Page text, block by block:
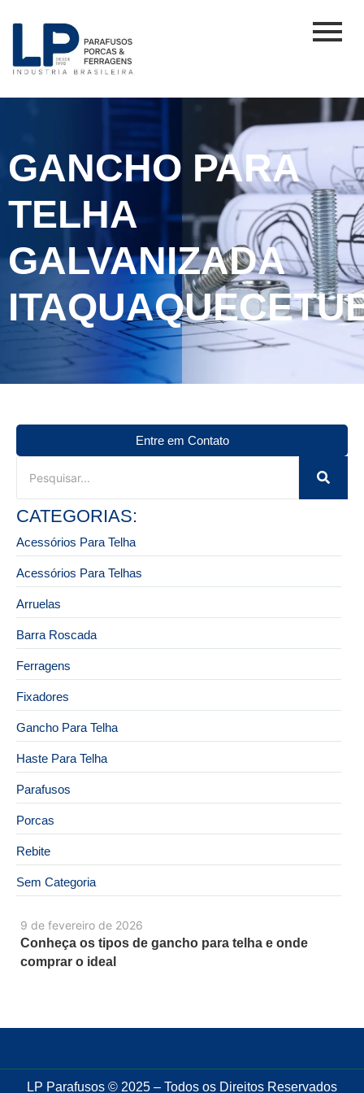
GANCHO PARA
TELHA
GALVANIZADA
9 de fevereiro de 2026
Conheça os tipos de gancho para telha e onde
comprar o ideal
Entre em Contato
CATEGORIAS:
Acessórios Para Telha
Acessórios Para Telhas
Arruelas
Barra Roscada
Ferragens
Fixadores
Gancho Para Telha
Haste Para Telha
Parafusos
Porcas
Rebite
Sem Categoria
LP Parafusos © 2025 – Todos os Direitos Reservados